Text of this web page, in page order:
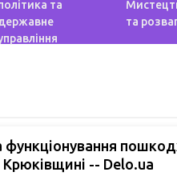
та
та
-- Delo.ua